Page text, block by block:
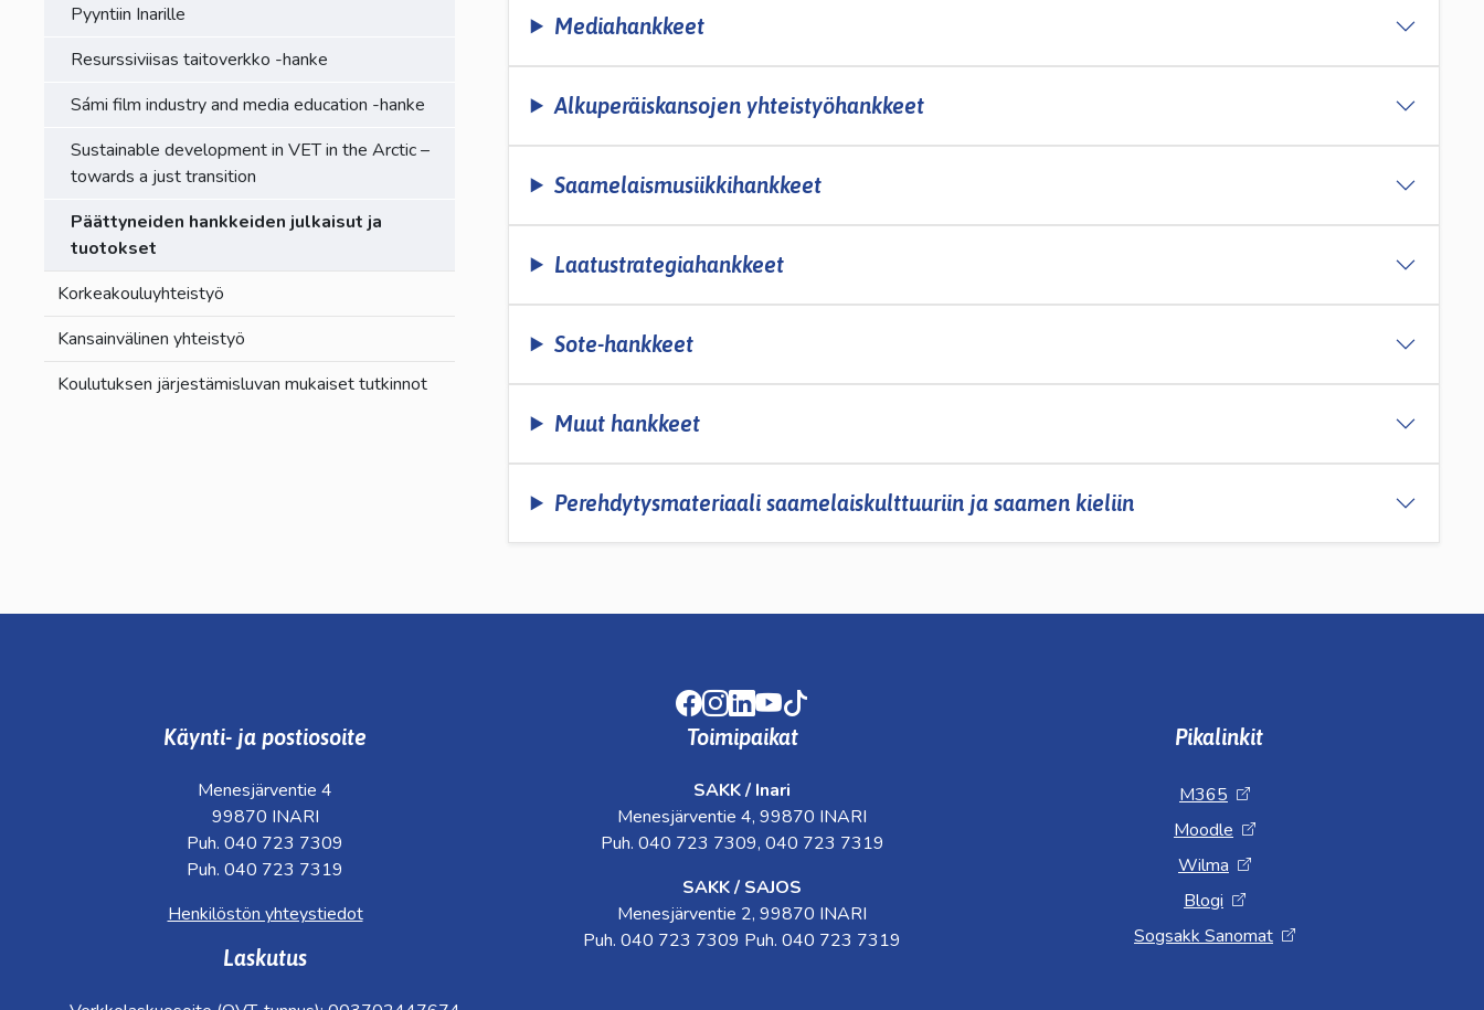
Pyyntiin Inarille
Resurssiviisas taitoverkko -hanke
Sámi film industry and media education -hanke
Sustainable development in VET in the Arctic –
towards a just transition
Päättyneiden hankkeiden julkaisut ja
tuotokset
Korkeakouluyhteistyö
Kansainvälinen yhteistyö
Koulutuksen järjestämisluvan mukaiset tutkinnot
Mediahankkeet
Alkuperäiskansojen yhteistyöhankkeet
Saamelaismusiikkihankkeet
Laatustrategiahankkeet
Sote-hankkeet
Muut hankkeet
Perehdytysmateriaali saamelaiskulttuuriin ja saamen kieliin
Facebook
Instagram
LinkedIn
Youtube
Käynti- ja postiosoite
Menesjärventie 4
99870 INARI
Puh. 040 723 7309
Puh. 040 723 7319
Henkilöstön yhteystiedot
Laskutus
Toimipaikat
SAKK / Inari
Menesjärventie 4, 99870 INARI
Puh. 040 723 7309, 040 723 7319
SAKK / SAJOS
Menesjärventie 2, 99870 INARI
Puh. 040 723 7309 Puh. 040 723 7319
Pikalinkit
M365
Moodle
Wilma
Blogi
Sogsakk Sanomat